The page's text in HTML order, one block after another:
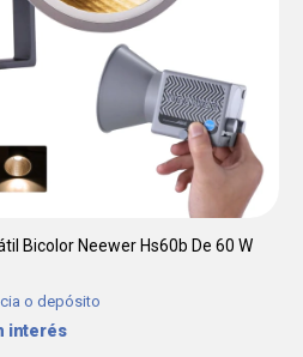
Bicolor Neewer Hs60b De 60 W
o depósito
interés